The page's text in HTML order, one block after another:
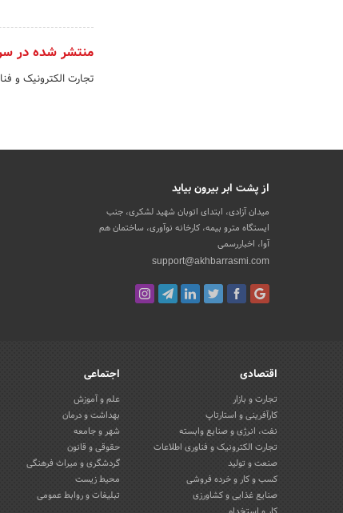
منتشر شده در
تجارت الکترونیک و
از پشت ابر بیرون بیاید
میدان آزادی، ابتدای اتوبان شهید لشکری، جنب
ایستگاه مترو بیمه، کارخانه نوآوری، ساختمان هم
آوا، اخباررسمی
support@akhbarrasmi.com
اقتصادی
تجارت و بازار
کارآفرینی و استارتاپ
نفت، انرژی و صنایع وابسته
تجارت الکترونیک و فناوری اطلاعات
صنعت و تولید
کسب و کار و خرده فروشی
صنایع غذایی و کشاورزی
اجتماعی
علم و آموزش
بهداشت و درمان
شهر و جامعه
حقوقی و قانون
گردشگری و میراث فرهنگی
محیط زیست
تبلیغات و روابط عمومی